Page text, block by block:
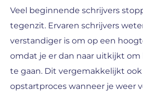
Veel beginnende schrijvers
tegenzit. Ervaren schrijvers
verstandiger is om op een
omdat je er dan naar uitkijkt om
te gaan. Dit vergemakkelijkt
opstartproces wanneer je weer